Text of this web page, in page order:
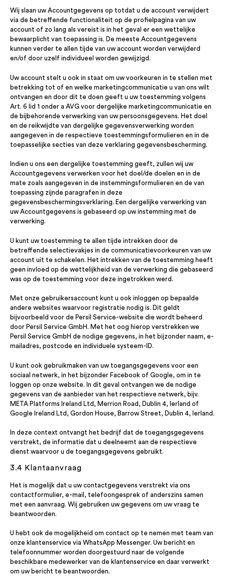
Wij slaan uw Accountgegevens op totdat u de account verwijdert
via de betreffende functionaliteit op de profielpagina van uw
account of zo lang als vereist is in het geval er een wettelijke
bewaarplicht van toepassing is. De meeste Accountgegevens
kunnen verder te allen tijde van uw account worden verwijderd
en/of door uzelf individueel worden gewijzigd.
Uw account stelt u ook in staat om uw voorkeuren in te stellen met
betrekking tot of en welke marketingcommunicatie u van ons wilt
ontvangen en door dit te doen geeft u uw toestemming volgens
Art. 6 lid 1 onder a AVG voor dergelijke marketingcommunicatie en
de bijbehorende verwerking van uw persoonsgegevens. Het doel
en de reikwijdte van dergelijke gegevensverwerking worden
aangegeven in de respectieve toestemmingsformulieren en in de
toepasselijke secties van deze verklaring gegevensbescherming.
Indien u ons een dergelijke toestemming geeft, zullen wij uw
Accountgegevens verwerken voor het doel/de doelen en in de
mate zoals aangegeven in de instemmingsformulieren en de van
toepassing zijnde paragrafen in deze
gegevensbeschermingsverklaring. Een dergelijke verwerking van
uw Accountgegevens is gebaseerd op uw instemming met de
verwerking.
U kunt uw toestemming te allen tijde intrekken door de
betreffende selectievakjes in de communicatievoorkeuren van uw
account uit te schakelen. Het intrekken van de toestemming heeft
geen invloed op de wettelijkheid van de verwerking die gebaseerd
was op de toestemming voor deze ingetrokken werd.
Met onze gebruikersaccount kunt u ook inloggen op bepaalde
andere websites waarvoor registratie nodig is. Dit geldt
bijvoorbeeld voor de Persil Service-website die wordt beheerd
door Persil Service GmbH. Met het oog hierop verstrekken we
Persil Service GmbH de nodige gegevens, in het bijzonder naam, e-
mailadres, postcode en individuele systeem-ID.
U kunt ook gebruikmaken van uw toegangsgegevens voor een
sociaal netwerk, in het bijzonder Facebook of Google, om in te
loggen op onze website. In dit geval ontvangen we de nodige
gegevens van de aanbieder van het respectieve netwerk, bijv.
META Platforms Ireland Ltd, Merrion Road, Dublin 4, Ierland of
Google Ireland Ltd, Gordon House, Barrow Street, Dublin 4, Ierland.
In deze context ontvangt het bedrijf dat de toegangsgegevens
verstrekt, de informatie dat u deelneemt aan de respectieve
dienst waarvoor u de toegangsgegevens gebruikt.
3.4 Klantaanvraag
Het is mogelijk dat u uw contactgegevens verstrekt via ons
contactformulier, e-mail, telefoongesprek of anderszins samen
met een aanvraag. Wij gebruiken uw gegevens om uw vraag te
beantwoorden.
U hebt ook de mogelijkheid om contact op te nemen met team van
onze klantenservice via WhatsApp Messenger. Uw bericht en
telefoonnummer worden doorgestuurd naar de volgende
beschikbare medewerker van de klantenservice en daar verwerkt
om uw bericht te beantwoorden.